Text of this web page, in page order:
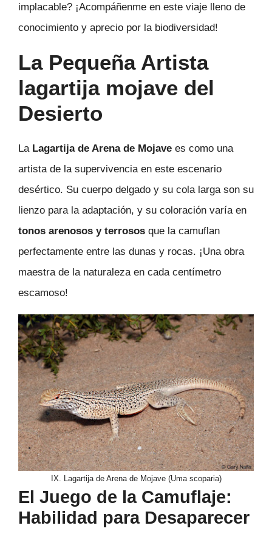
implacable? ¡Acompáñenme en este viaje lleno de
conocimiento y aprecio por la biodiversidad!
La Pequeña Artista
lagartija mojave del
Desierto
La Lagartija de Arena de Mojave es como una
artista de la supervivencia en este escenario
desértico. Su cuerpo delgado y su cola larga son su
lienzo para la adaptación, y su coloración varía en
tonos arenosos y terrosos que la camuflan
perfectamente entre las dunas y rocas. ¡Una obra
maestra de la naturaleza en cada centímetro
escamoso!
IX. Lagartija de Arena de Mojave (Uma scoparia)
El Juego de la Camuflaje:
Habilidad para Desaparecer